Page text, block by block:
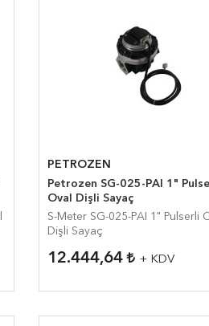
PETROZEN
Petrozen SG-025-PAI 1" Pulserli
Oval Dişli Sayaç
S-Meter SG-025-PAI 1" Pulserli Oval
Dişli Sayaç
12.444,64 + KDV